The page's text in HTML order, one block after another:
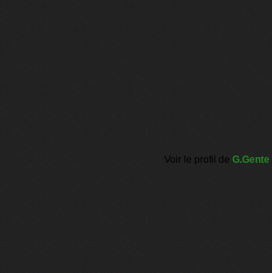
Voir le profil de G.Gente